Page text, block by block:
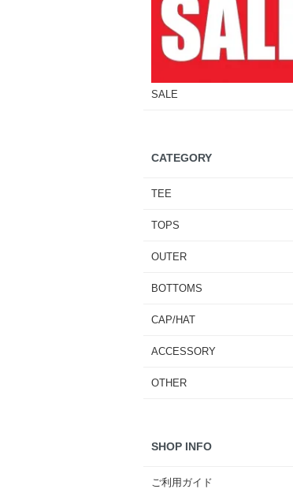
SALE
CATEGORY
TEE
TOPS
OUTER
BOTTOMS
CAP/HAT
ACCESSORY
OTHER
SHOP INFO
ご利用ガイド